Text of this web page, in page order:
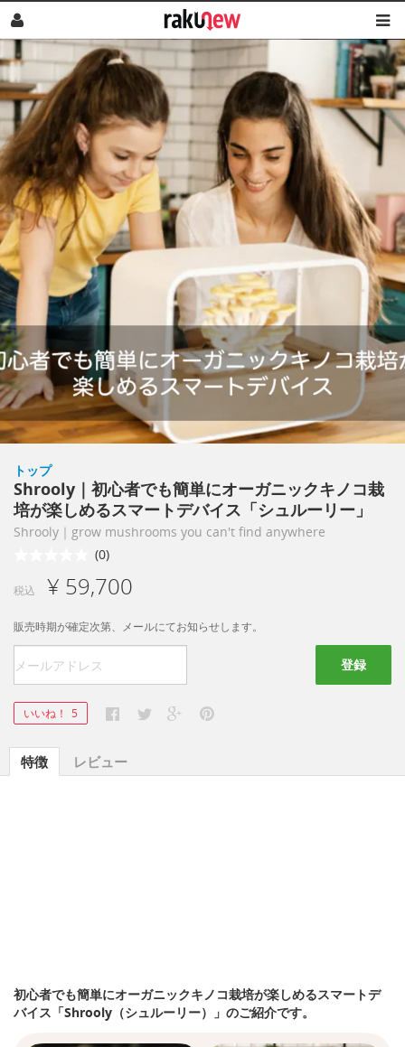
トップ
Shrooly｜初心者でも簡単にオーガニックキノコ栽
培が楽しめるスマートデバイス「シュルーリー」
Shrooly｜grow mushrooms you can't find anywhere
(0)
税込 ¥ 59,700
販売時期が確定次第、メールにてお知らせします。
登録
いいね！ 5
特徴 レビュー
初心者でも簡単にオーガニックキノコ栽培が楽しめるスマートデ
バイス「Shrooly（シュルーリー）」のご紹介です。